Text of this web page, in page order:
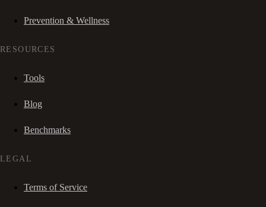
Prevention & Wellness
RESOURCES
Tools
Blog
Benchmarks
LEGAL
Terms of Service